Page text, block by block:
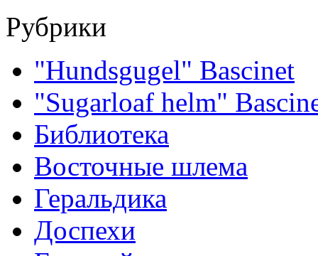
Рубрики
"Hundsgugel" Bascinet
"Sugarloaf helm"
Библиотека
Восточные шлема
Геральдика
Доспехи